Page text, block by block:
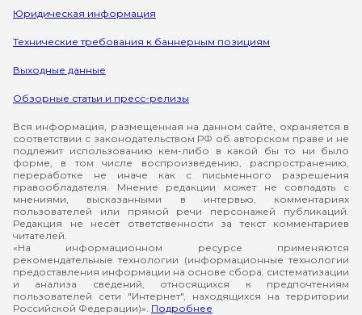
Юридическая информация
Технические требования к баннерным позициям
Выходные данные
Обзорные статьи и пресс-релизы
Вся информация, размещенная на данном сайте, охраняется в
соответствии с законодательством РФ об авторском праве и не
подлежит использованию кем-либо в какой бы то ни было
форме, в том числе воспроизведению, распространению,
переработке не иначе как с письменного разрешения
правообладателя. Мнение редакции может не совпадать с
мнениями, высказанными в интервью, комментариях
пользователей или прямой речи персонажей публикаций.
Редакция не несёт ответственности за текст комментариев
читателей.
«На информационном ресурсе применяются
рекомендательные технологии (информационные технологии
предоставления информации на основе сбора, систематизации
и анализа сведений, относящихся к предпочтениям
пользователей сети "Интернет", находящихся на территории
Российской Федерации)». Подробнее